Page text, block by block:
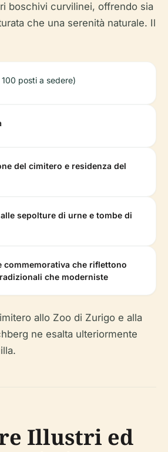
boschivi curvilinei, offrendo sia
che una serenità naturale. Il
posti a sedere)
del cimitero e residenza del
sepolture di urne e tombe di
commemorativa che riflettono
che moderniste
allo Zoo di Zurigo e alla
ne esalta ulteriormente
Illustri ed